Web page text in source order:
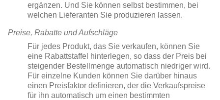
ergänzen. Und Sie können selbst bestimmen, bei
welchen Lieferanten Sie produzieren lassen.
Preise, Rabatte und Aufschläge
Für jedes Produkt, das Sie verkaufen, können Sie
eine Rabattstaffel hinterlegen, so dass der Preis bei
steigender Bestellmenge automatisch niedriger wird.
Für einzelne Kunden können Sie darüber hinaus
einen Preisfaktor definieren, der die Verkaufspreise
für ihn automatisch um einen bestimmten